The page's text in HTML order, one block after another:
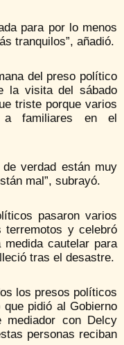
para por lo menos
tranquilos”, añadió.
del preso político
la visita del sábado
triste porque varios
a familiares en el
verdad están muy
mal”, subrayó.
pasaron varios
terremotos y celebró
cautelar para
tras el desastre.
los presos políticos
pidió al Gobierno
con Delcy
personas reciban